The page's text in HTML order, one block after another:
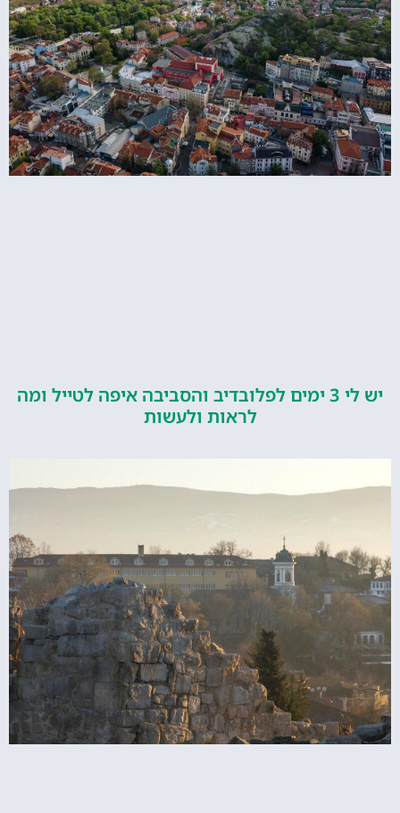
יש לי 3 ימים לפלובדיב והסביבה איפה לטייל ומה
לראות ולעשות